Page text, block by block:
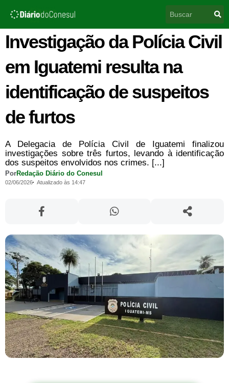
para
conteúdo
Investigação da Polícia Civil
em Iguatemi resulta na
identificação de suspeitos
de furtos
A Delegacia de Polícia Civil de Iguatemi finalizou
investigações sobre três furtos, levando à identificação
dos suspeitos envolvidos nos crimes. [...]
PorRedação Diário do Conesul
02/06/2026 Atualizado às 14:47